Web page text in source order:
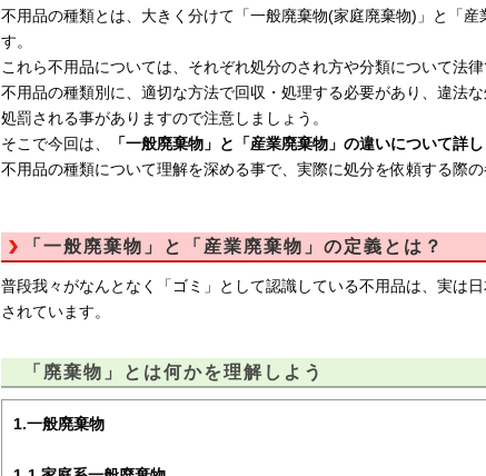
不用品の種類とは、大きく分けて「一般廃棄物(家庭廃棄物)」と「
す。
これら不用品については、それぞれ処分のされ方や分類について法律
不用品の種類別に、適切な方法で回収・処理する必要があり、違法
処罰される事がありますので注意しましょう。
そこで今回は、
「一般廃棄物」と「産業廃棄物」の違いについて詳
不用品の種類について理解を深める事で、実際に処分を依頼する際の
「一般廃棄物」と「産業廃棄物」の定義とは？
普段我々がなんとなく「ゴミ」として認識している不用品は、実は
されています。
「廃棄物」とは何かを理解しよう
1.一般廃棄物